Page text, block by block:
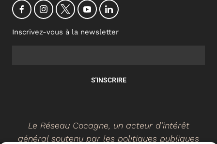
Inscrivez-vous à la newsletter
S'INSCRIRE
Le Réseau Cocagne, un acteur d’intérêt
général soutenu par les politiques publiques